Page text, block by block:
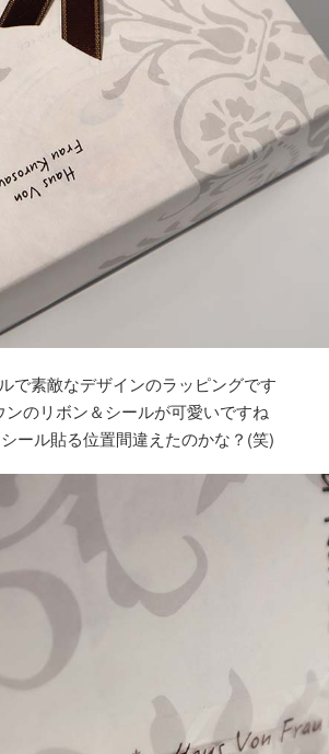
で素敵なデザインのラッピングです
ンのリボン＆シールが可愛いですね
ール貼る位置間違えたのかな？(笑)